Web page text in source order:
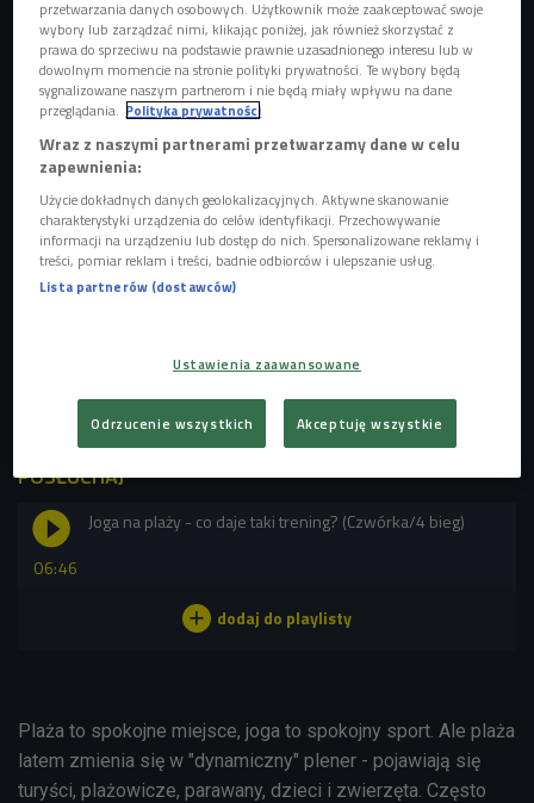
Lato nad wodą, ale bez wakacji. O pracy ratownika wodnego
pomieszczeń to z tego korzystam. W Krakowie prowadzę
zajęcia w parku, w Gdańsku na plaży - dodaje.
POSŁUCHAJ
06:46
Joga na plaży - co daje taki trening? (Czwórka/4 bieg)
Plaża to spokojne miejsce, joga to spokojny sport. Ale plaża
latem zmienia się w "dynamiczny" plener - pojawiają się
turyści, plażowicze, parawany, dzieci i zwierzęta. Często
przetwarzania danych osobowych. Użytkownik może zaakceptować swoje
wybory lub zarządzać nimi, klikając poniżej, jak również skorzystać z
prawa do sprzeciwu na podstawie prawnie uzasadnionego interesu lub w
dowolnym momencie na stronie polityki prywatności. Te wybory będą
sygnalizowane naszym partnerom i nie będą miały wpływu na dane
przeglądania. Polityka prywatności
Wraz z naszymi partnerami przetwarzamy dane w celu
zapewnienia:
Użycie dokładnych danych geolokalizacyjnych. Aktywne skanowanie
charakterystyki urządzenia do celów identyfikacji. Przechowywanie
informacji na urządzeniu lub dostęp do nich. Spersonalizowane reklamy i
treści, pomiar reklam i treści, badnie odbiorców i ulepszanie usług.
Lista partnerów (dostawców)
Ustawienia zaawansowane
Odrzucenie wszystkich Akceptuję wszystkie